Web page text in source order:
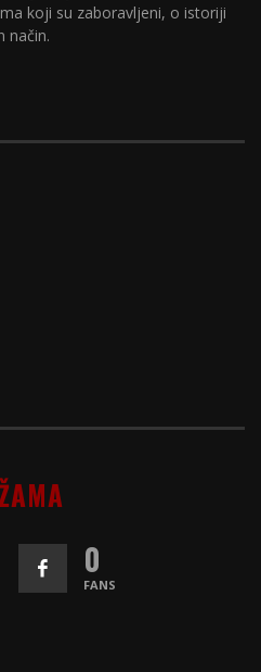
koji su zaboravljeni, o istoriji
način.
0
FANS